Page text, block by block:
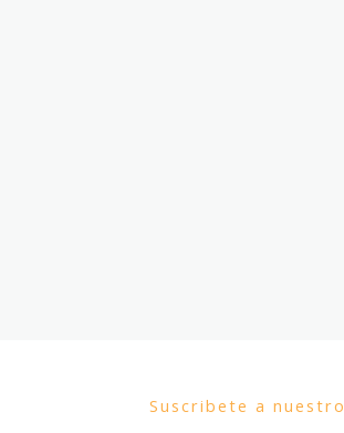
Suscribete a nuestro